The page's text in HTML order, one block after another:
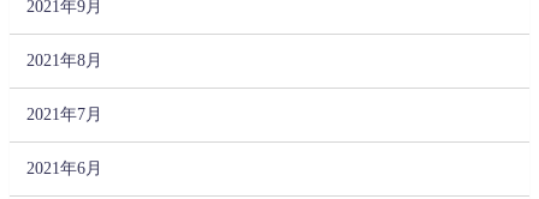
2021年9月
2021年8月
2021年7月
2021年6月